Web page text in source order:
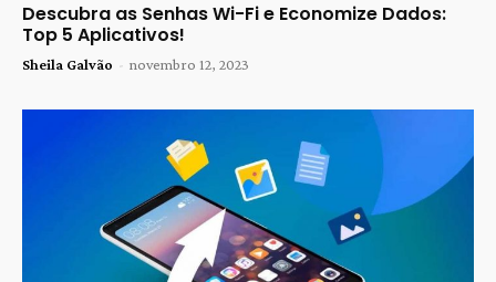
Descubra as Senhas Wi-Fi e Economize Dados:
Top 5 Aplicativos!
Sheila Galvão - novembro 12, 2023